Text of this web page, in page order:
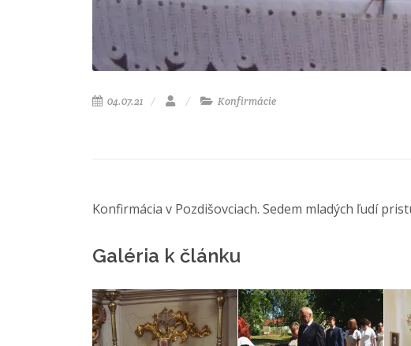
04.07.21 Konfirmácie
Konfirmácia v Pozdišovciach. Sedem mladých ľudí
Galéria k článku